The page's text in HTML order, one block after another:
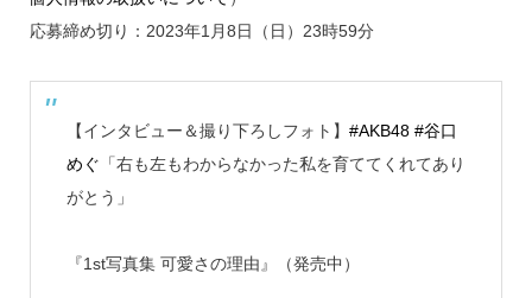
応募締め切り：2023年1月8日（日）23時59分
【インタビュー＆撮り下ろしフォト】 #AKB48 #谷口
めぐ 「右も左もわからなかった私を育ててくれてあり
がとう」
『1st写真集 可愛さの理由』（発売中）